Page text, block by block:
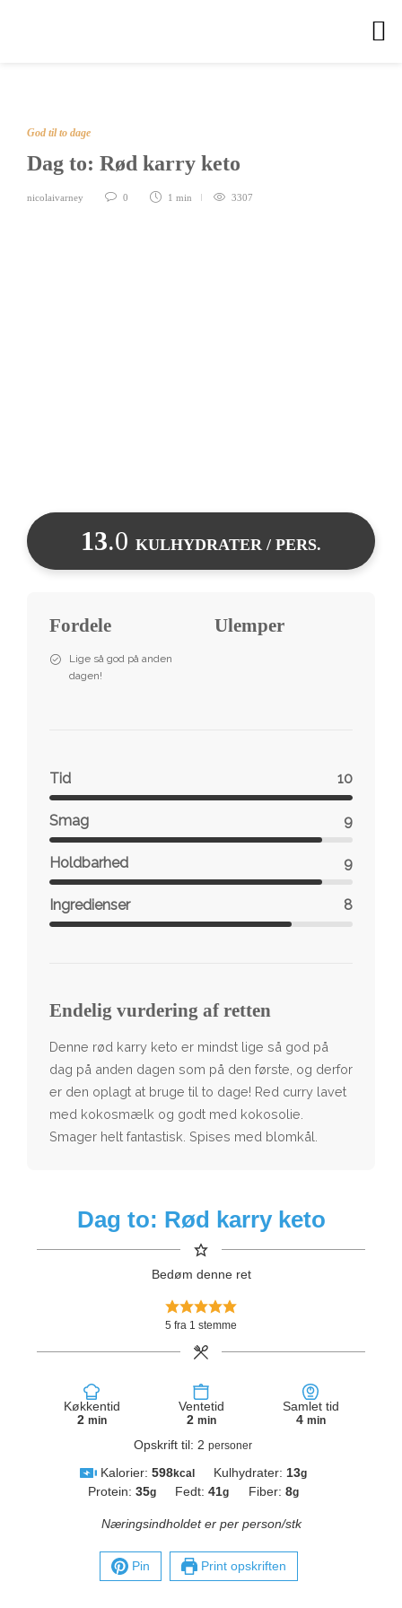
God til to dage
Dag to: Rød karry keto
nicolaivarney 0 1 min 3307
13.0 KULHYDRATER / PERS.
Fordele
Lige så god på anden
dagen!
Ulemper
Tid 10
Smag 9
Holdbarhed 9
Ingredienser 8
Endelig vurdering af retten
Denne rød karry keto er mindst lige så god på
dag på anden dagen som på den første, og derfor
er den oplagt at bruge til to dage! Red curry lavet
med kokosmælk og godt med kokosolie.
Smager helt fantastisk. Spises med blomkål.
Dag to: Rød karry keto
Bedøm denne ret
5 fra 1 stemme
Køkkentid
2 min
Ventetid
2 min
Samlet tid
4 min
Opskrift til:2 personer
Kalorier: 598kcal Kulhydrater: 13g
Protein:35g Fedt:41g Fiber: 8g
Næringsindholdet er per person/stk
Pin Print opskriften